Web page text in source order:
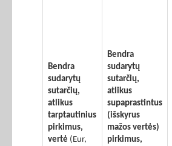
Bendra
sudarytų
sutarčių,
atlikus
tarptautinius
pirkimus,
vertė (Eur,
Bendra
sudarytų
sutarčių,
atlikus
supaprastintus
(išskyrus
mažos vertės)
pirkimus,